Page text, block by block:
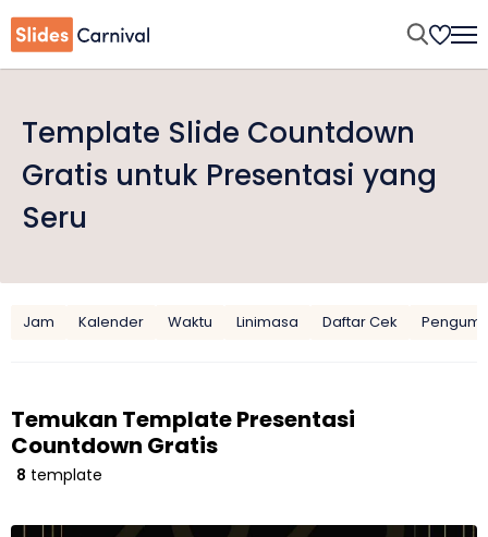
Template Slide Countdown
Gratis untuk Presentasi yang
Seru
Jam Kalender Waktu Linimasa Daftar Cek
Temukan Template Presentasi
Countdown Gratis
8 template